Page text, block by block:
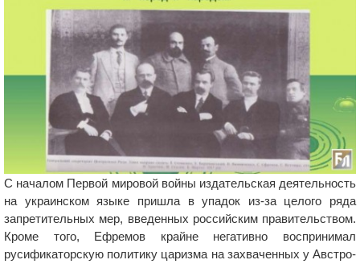
С началом Первой мировой войны издательская деятельность
на украинском языке пришла в упадок из-за целого ряда
запретительных мер, введенных российским правительством.
Кроме того, Ефремов крайне негативно воспринимал
русификаторскую политику царизма на захваченных у Австро-